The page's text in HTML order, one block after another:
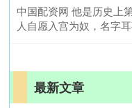
中国配资网 他是历史上
人自愿入宫为奴，名字
最新文章